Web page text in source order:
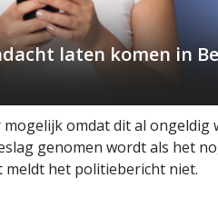
laten komen in
omdat dit al ongeldig
genomen wordt als het
het politiebericht niet.